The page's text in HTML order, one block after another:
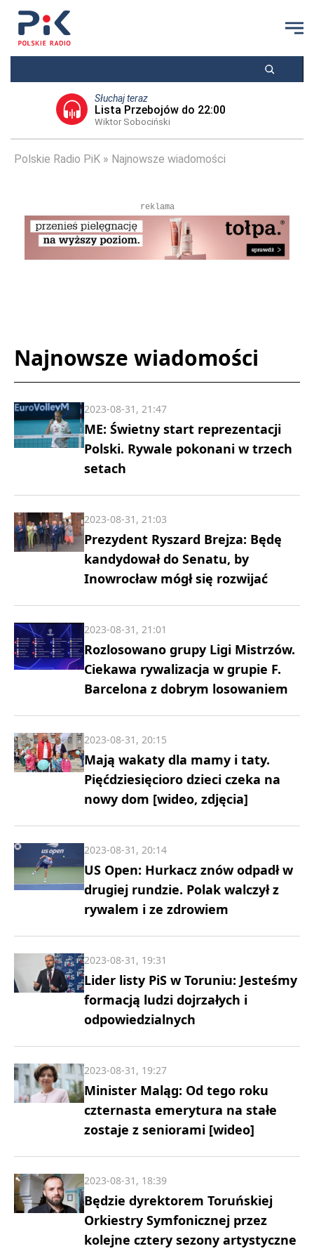
Słuchaj teraz
Lista Przebojów do 22:00
Wiktor Sobociński
Polskie Radio PiK Najnowsze wiadomości
reklama
Najnowsze wiadomości
ME: Świetny start reprezentacji
Polski. Rywale pokonani w trzech
setach
2023-08-31, 21:47
Prezydent Ryszard Brejza: Będę
kandydował do Senatu, by
Inowrocław mógł się rozwijać
2023-08-31, 21:03
Rozlosowano grupy Ligi Mistrzów.
Ciekawa rywalizacja w grupie F.
Barcelona z dobrym losowaniem
2023-08-31, 21:01
Mają wakaty dla mamy i taty.
Pięćdziesięcioro dzieci czeka na
nowy dom [wideo, zdjęcia]
2023-08-31, 20:15
US Open: Hurkacz znów odpadł w
drugiej rundzie. Polak walczył z
rywalem i ze zdrowiem
2023-08-31, 20:14
Lider listy PiS w Toruniu: Jesteśmy
formacją ludzi dojrzałych i
odpowiedzialnych
2023-08-31, 19:31
Minister Maląg: Od tego roku
czternasta emerytura na stałe
zostaje z seniorami [wideo]
2023-08-31, 19:27
Będzie dyrektorem Toruńskiej
Orkiestry Symfonicznej przez
kolejne cztery sezony artystyczne
2023-08-31, 18:39